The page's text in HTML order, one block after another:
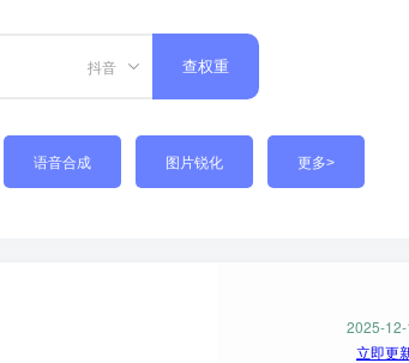
抖音 查权重
语音合成 图片锐化 更多>
2025-
立即更